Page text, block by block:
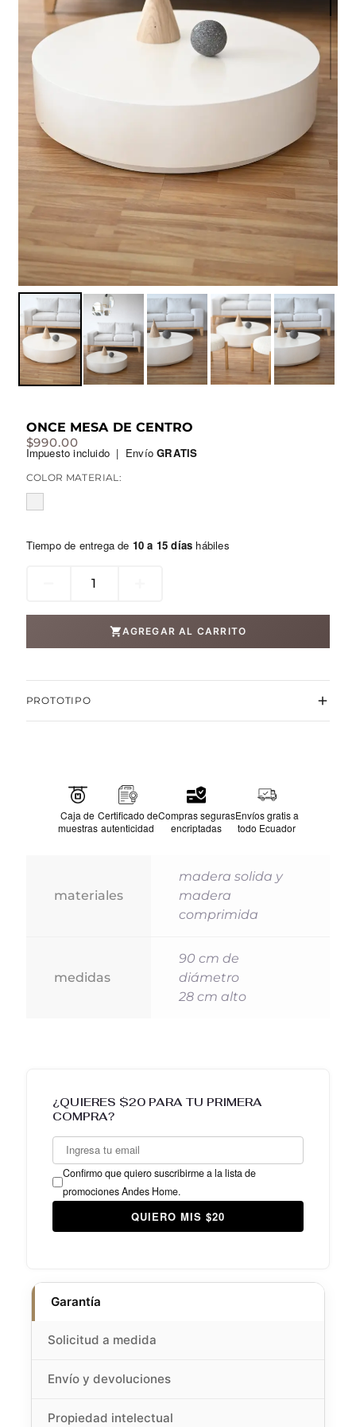
ONCE MESA DE CENTRO
$990.00
COLOR MATERIAL:
Impuesto incluido | EnvíoGRATIS
Tiempo de entrega de 10 a 15 días hábiles
de
AGREGAR AL CARRITO
PROTOTIPO
Caja de
muestras
Certificado de
autenticidad
Compras seguras
encriptadas
Envíos gratis a
todo Ecuador
materiales
madera solida y
madera
comprimida
medidas
90 cm de
diámetro
28 cm alto
¿QUIERES $20 PARA TU PRIMERA
COMPRA?
Confirmo que quiero suscribirme a la lista de
promociones Andes Home.
QUIERO MIS $20
Garantía
Solicitud a medida
Envío y devoluciones
Propiedad intelectual